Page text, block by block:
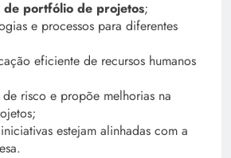
de portfólio de projetos;
e processos para diferentes
eficiente de recursos humanos
risco e propõe melhorias na
estejam alinhadas com a